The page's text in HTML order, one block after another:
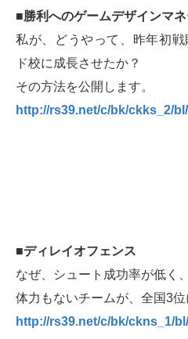
■勝利へのゲームデザインマ
私が、どうやって、昨年初
ド校に成長させたか？
その方法を公開します。
http://rs39.net/c/bk/ckks_2/bl/
■ディレイオフェンス
なぜ、シュート成功率が低く
体力もないチームが、全国3
http://rs39.net/c/bk/ckns_1/bl/